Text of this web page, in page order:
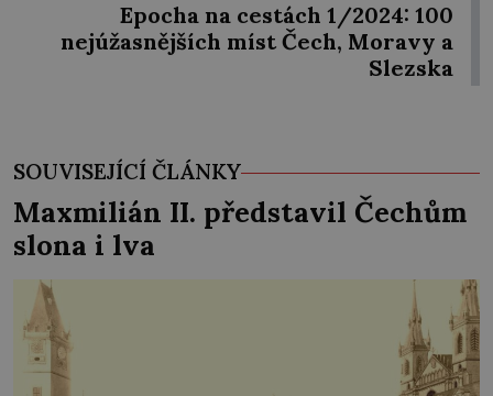
Epocha na cestách 1/2024: 100
nejúžasnějších míst Čech, Moravy a
Slezska
SOUVISEJÍCÍ ČLÁNKY
Maxmilián II. představil Čechům
slona i lva